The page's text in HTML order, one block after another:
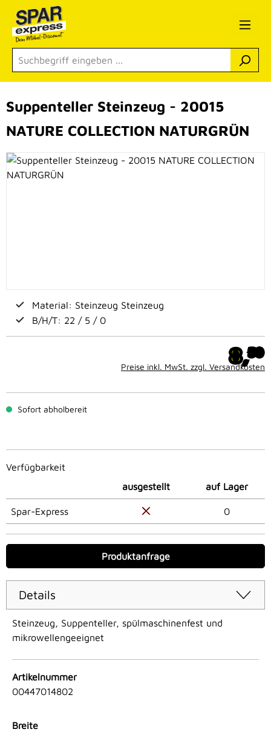
Zum Hauptinhalt springen
Bildergalerie überspringen
Suppenteller Steinzeug - 20015
NATURE COLLECTION NATURGRÜN
Material: Steinzeug Steinzeug
B/H/T: 22 / 5 / 0
8,50
Preise inkl. MwSt. zzgl. Versandkosten
Sofort abholbereit
Verfügbarkeit
ausgestellt
auf Lager
Spar-Express 0
Produktanfrage
Details
Steinzeug, Suppenteller, spülmaschinenfest und
mikrowellengeeignet
Artikelnummer
00447014802
Breite